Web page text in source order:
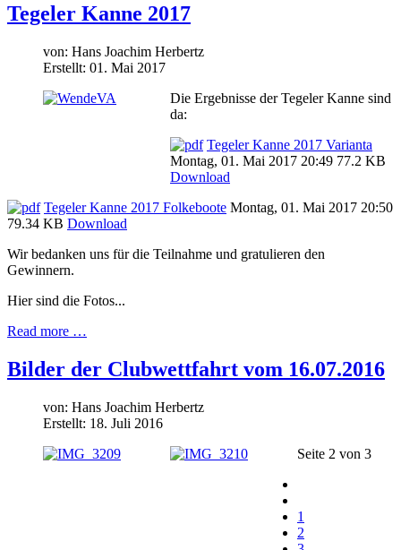
Tegeler Kanne 2017
von: Hans Joachim Herbertz
Erstellt: 01. Mai 2017
Die Ergebnisse der Tegeler Kanne sind
da:
Tegeler Kanne 2017 Varianta
Montag, 01. Mai 2017 20:49 77.2 KB
Download
Tegeler Kanne 2017 Folkeboote Montag, 01. Mai 2017 20:50
79.34 KB Download
Wir bedanken uns für die Teilnahme und gratulieren den
Gewinnern.
Hier sind die Fotos...
Read more …
Bilder der Clubwettfahrt vom 16.07.2016
von: Hans Joachim Herbertz
Erstellt: 18. Juli 2016
Seite 2 von 3
1
2